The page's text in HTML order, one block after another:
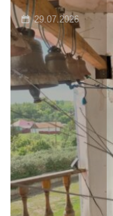
29.07.2026